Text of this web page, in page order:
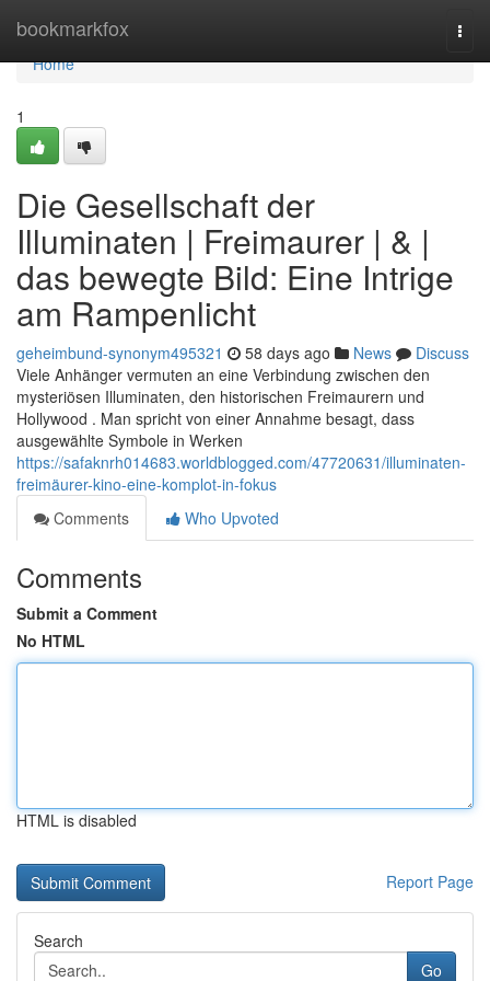
bookmarkfox
Home
Home
1
Die Gesellschaft der
Illuminaten | Freimaurer | & |
das bewegte Bild: Eine Intrige
am Rampenlicht
geheimbund-synonym495321 58 days ago News
Discuss
Viele Anhänger vermuten an eine Verbindung zwischen den
mysteriösen Illuminaten, den historischen Freimaurern und
Hollywood . Man spricht von einer Annahme besagt, dass
ausgewählte Symbole in Werken
https://safaknrh014683.worldblogged.com/47720631/illuminaten-
freimäurer-kino-eine-komplot-in-fokus
Comments
Who Upvoted
Comments
Submit a Comment
No HTML
HTML is disabled
Report Page
Search
Go